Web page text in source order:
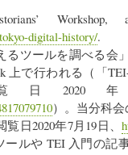
Workshop,
digital-history/.
るツールを調べる会
上で行われる（「
覧日
）。当分科
日2020年7月19日、
ルや TEI 入門の記